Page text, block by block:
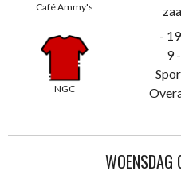
Café Ammy's
NGC
-
9